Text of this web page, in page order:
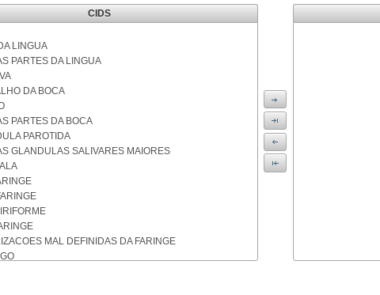
CIDS
LINGUA
PARTES DA LINGUA
DA BOCA
PARTES DA BOCA
PAROTIDA
GLANDULAS SALIVARES MAIORES
MAL DEFINIDAS DA FARINGE